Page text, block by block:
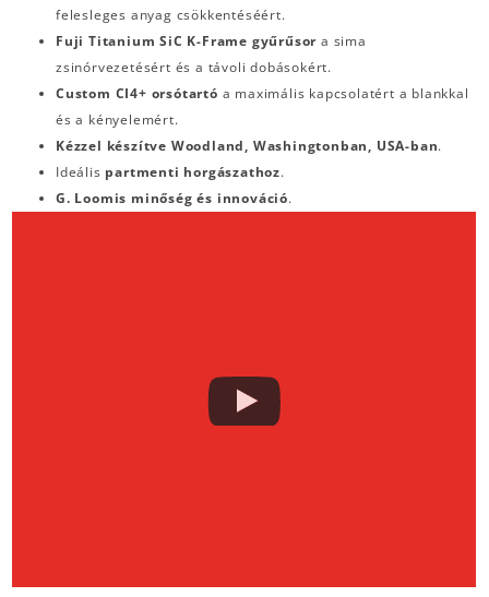
felesleges anyag csökkentéséért.
Fuji Titanium SiC K-Frame gyűrűsor a sima
zsinórvezetésért és a távoli dobásokért.
Custom CI4+ orsótartó a maximális kapcsolatért a blankkal
és a kényelemért.
Kézzel készítve Woodland, Washingtonban, USA-ban.
Ideális partmenti horgászathoz.
G. Loomis minőség és innováció.